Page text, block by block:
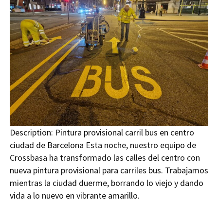
Description: Pintura provisional carril bus en centro
ciudad de Barcelona Esta noche, nuestro equipo de
Crossbasa ha transformado las calles del centro con
nueva pintura provisional para carriles bus. Trabajamos
mientras la ciudad duerme, borrando lo viejo y dando
vida a lo nuevo en vibrante amarillo.